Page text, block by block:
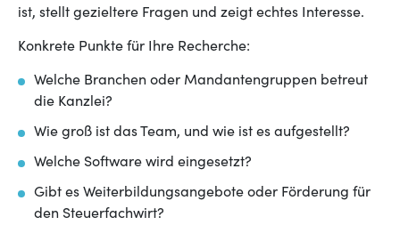
ist, stellt gezieltere Fragen und zeigt echtes Interesse.
Konkrete Punkte für Ihre Recherche:
Welche Branchen oder Mandantengruppen betreut
die Kanzlei?
Wie groß ist das Team, und wie ist es aufgestellt?
Welche Software wird eingesetzt?
Gibt es Weiterbildungsangebote oder Förderung für
den Steuerfachwirt?